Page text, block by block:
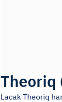
Theoriq
Lacak Theoriq